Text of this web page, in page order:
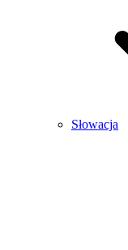
Słowacja